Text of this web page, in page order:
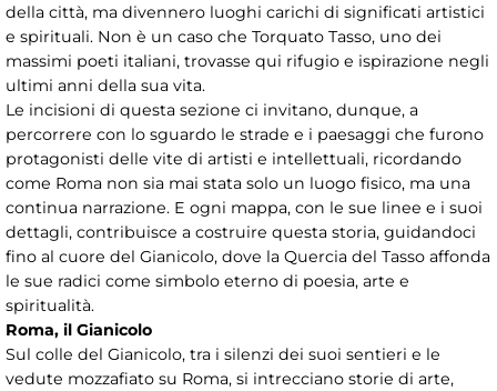
della città, ma divennero luoghi carichi di significati artistici
e spirituali. Non è un caso che Torquato Tasso, uno dei
massimi poeti italiani, trovasse qui rifugio e ispirazione negli
ultimi anni della sua vita.
Le incisioni di questa sezione ci invitano, dunque, a
percorrere con lo sguardo le strade e i paesaggi che furono
protagonisti delle vite di artisti e intellettuali, ricordando
come Roma non sia mai stata solo un luogo fisico, ma una
continua narrazione. E ogni mappa, con le sue linee e i suoi
dettagli, contribuisce a costruire questa storia, guidandoci
fino al cuore del Gianicolo, dove la Quercia del Tasso affonda
le sue radici come simbolo eterno di poesia, arte e
spiritualità.
Roma, il Gianicolo
Sul colle del Gianicolo, tra i silenzi dei suoi sentieri e le
vedute mozzafiato su Roma, si intrecciano storie di arte,